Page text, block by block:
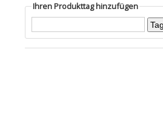
Ihren Produkttag hinzufügen